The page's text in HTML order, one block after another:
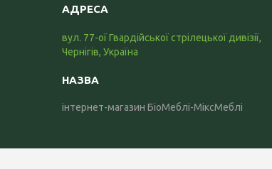
вул. 77-ої Гвардійської стрілецької дивізії,
Чернігів, Україна
інтернет-магазин БіоМеблі-МіксМеблі